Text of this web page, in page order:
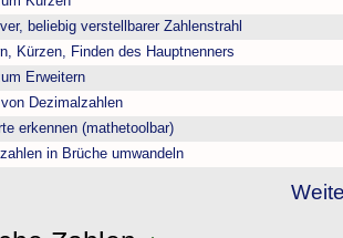
beliebig verstellbarer Zahlenstrahl
Kürzen, Finden des Hauptnenners
Erweitern
von Dezimalzahlen
erkennen (mathetoolbar)
in Brüche umwandeln